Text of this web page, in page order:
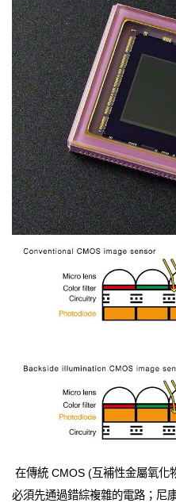
在傳統 CMOS (互補性金屬氧化
必須先通過錯綜複雜的電路；尼